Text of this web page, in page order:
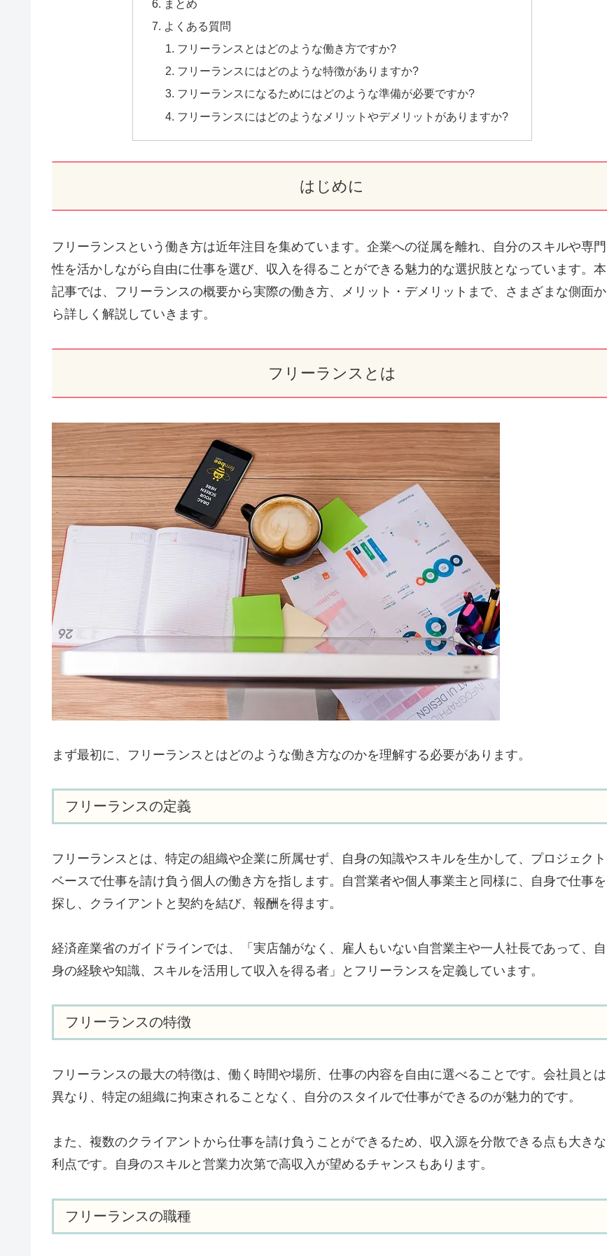
まとめ
よくある質問
フリーランスとはどのような働き方ですか?
フリーランスにはどのような特徴がありますか?
フリーランスになるためにはどのような準備が必要ですか?
フリーランスにはどのようなメリットやデメリットがありますか?
はじめに
フリーランスという働き方は近年注目を集めています。企業への従属を離れ、自分のスキルや専門
性を活かしながら自由に仕事を選び、収入を得ることができる魅力的な選択肢となっています。本
記事では、フリーランスの概要から実際の働き方、メリット・デメリットまで、さまざまな側面か
ら詳しく解説していきます。
フリーランスとは
まず最初に、フリーランスとはどのような働き方なのかを理解する必要があります。
フリーランスの定義
フリーランスとは、特定の組織や企業に所属せず、自身の知識やスキルを生かして、プロジェクト
ベースで仕事を請け負う個人の働き方を指します。自営業者や個人事業主と同様に、自身で仕事を
探し、クライアントと契約を結び、報酬を得ます。
経済産業省のガイドラインでは、「実店舗がなく、雇人もいない自営業主や一人社長であって、自
身の経験や知識、スキルを活用して収入を得る者」とフリーランスを定義しています。
フリーランスの特徴
フリーランスの最大の特徴は、働く時間や場所、仕事の内容を自由に選べることです。会社員とは
異なり、特定の組織に拘束されることなく、自分のスタイルで仕事ができるのが魅力的です。
また、複数のクライアントから仕事を請け負うことができるため、収入源を分散できる点も大きな
利点です。自身のスキルと営業力次第で高収入が望めるチャンスもあります。
フリーランスの職種